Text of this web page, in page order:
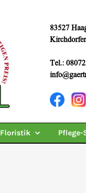
83527
Tel.:
Floristik Pflege-